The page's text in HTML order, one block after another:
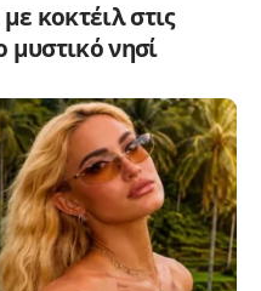
κοκτέιλ στις
μυστικό νησί